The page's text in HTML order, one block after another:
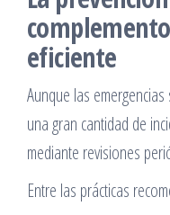
eficiente
Aunque las
una gran cantidad de
mediante revisiones
Entre las prácticas